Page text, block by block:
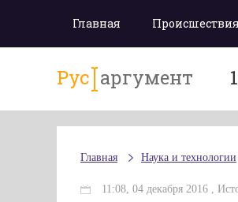
Главная Происшествия
Рус аргумент
Главная Наука и технологии
11:08, 04 декабря 2016 ,